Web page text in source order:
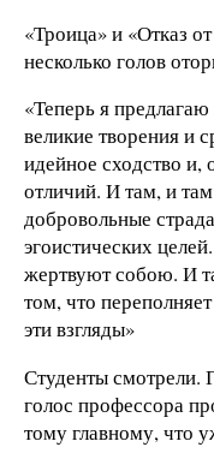
«Троица» и «Отказ
несколько голов
«Теперь я
великие творения и
идейное сходство
отличий. И там, и
добровольные
эгоистических
жертвуют собою. И
том, что
эти взгляды»
Студенты смотрели.
голос профессора
тому главному, что